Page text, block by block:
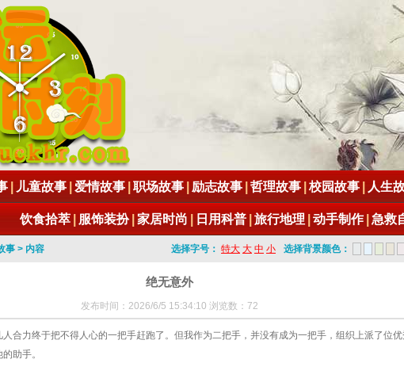
儿童故事 爱情故事 职场故事 励志故事 哲理故事 校园故事 人生
饮食拾萃 服饰装扮 家居时尚 日用科普 旅行地理 动手制作 急救
事 > 内容 选择背景颜色：
选择字号： 特大 大 中 小
绝无意外
发布时间：2026/6/5 15:34:10 浏览数：72
合力终于把不得人心的一把手赶跑了。但我作为二把手，并没有成为一把手，组织上派了位
助手。